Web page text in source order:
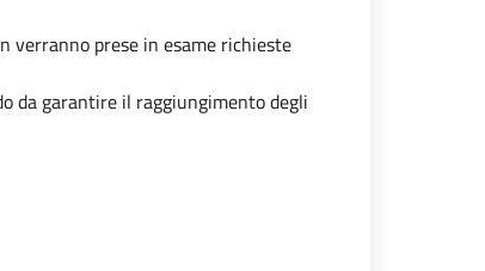
verranno prese in esame richieste
da garantire il raggiungimento degli